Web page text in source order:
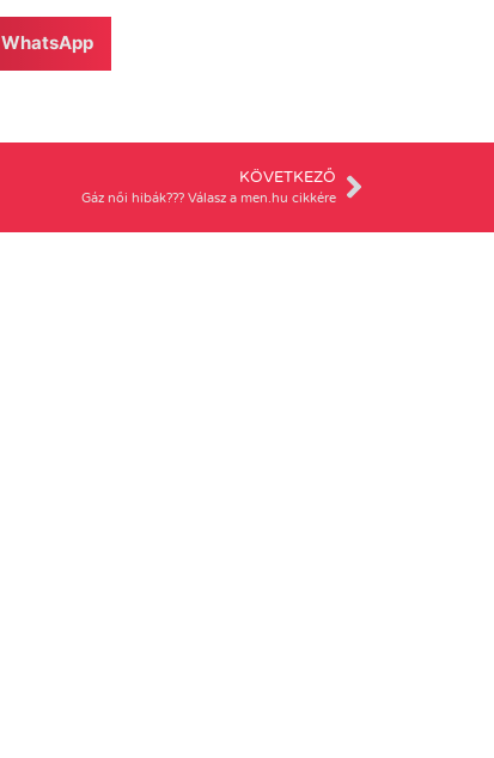
WhatsApp
KÖVETKEZŐ
Gáz női hibák??? Válasz a men.hu cikkére